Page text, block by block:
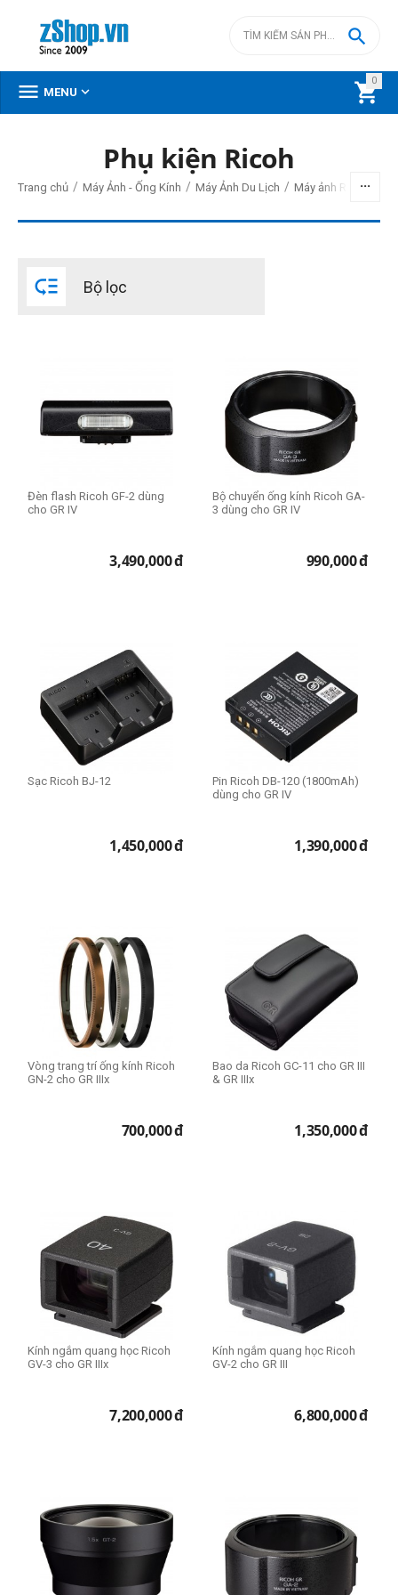
0


 MENU 
Phụ kiện Ricoh
Trang chủ / Máy Ảnh - Ống Kính / Máy Ảnh Du Lịch / Máy ảnh Ricoh -
 Bộ lọc
Đèn flash Ricoh GF-2 dùng
cho GR IV
3,490,000đ
Bộ chuyển ống kính Ricoh GA-
3 dùng cho GR IV
990,000đ
Sạc Ricoh BJ-12
1,450,000đ
Pin Ricoh DB-120 (1800mAh)
dùng cho GR IV
1,390,000đ
Vòng trang trí ống kính Ricoh
GN-2 cho GR IIIx
700,000đ
Bao da Ricoh GC-11 cho GR III
& GR IIIx
1,350,000đ
Kính ngắm quang học Ricoh
GV-3 cho GR IIIx
7,200,000đ
Kính ngắm quang học Ricoh
GV-2 cho GR III
6,800,000đ